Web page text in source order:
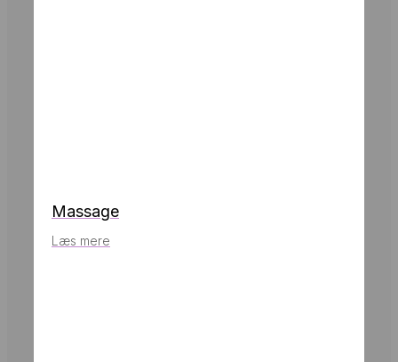
Massage
Læs mere